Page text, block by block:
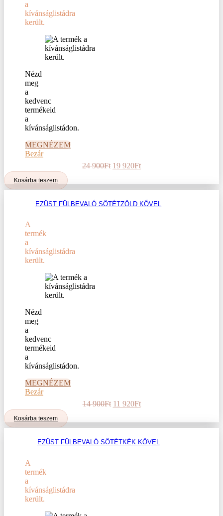
a
ki
a
kívánságlistádra
került.
Nézd
meg
a
kedvenc
termékeid
a
kívánságlistádon.
MEGNÉZEM
Bezár
24 900Ft Original
was:
24
900Ft.
19 920FtCurrent
is:
19
920Ft.
Kosárba teszem
EZÜST FÜLBEVALÓ SÖTÉTZÖLD KŐVEL
A
termék
a
kívánságlistádra
került.
Nézd
meg
a
kedvenc
termékeid
a
kívánságlistádon.
MEGNÉZEM
Bezár
14 900Ft Original
was:
14
900Ft.
11 920FtCurrent
is:
11
920Ft.
Kosárba teszem
EZÜST FÜLBEVALÓ SÖTÉTKÉK KŐVEL
A
termék
a
kívánságlistádra
került.